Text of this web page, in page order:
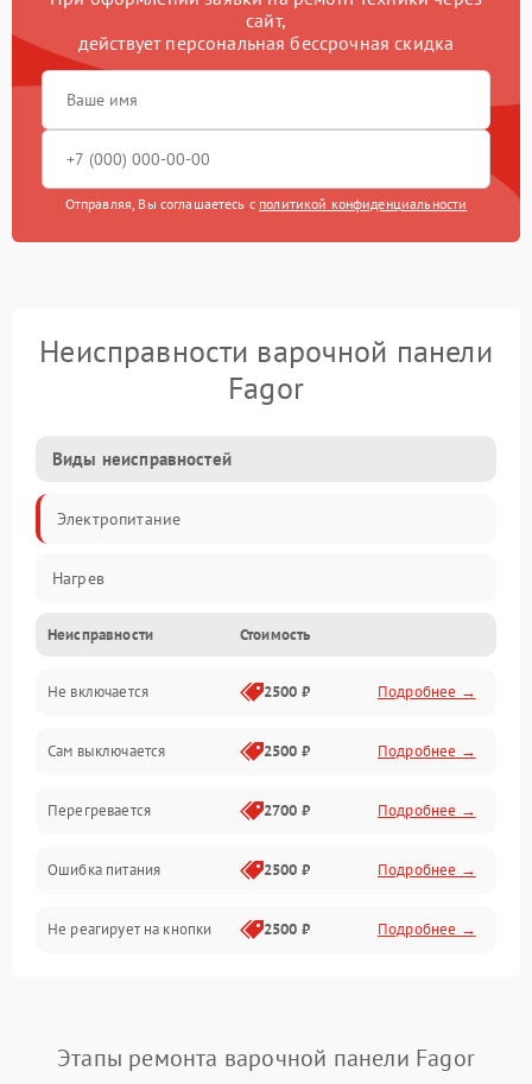
сайт,
действует персональная бессрочная скидка
Отправляя, Вы соглашаетесь с политикой конфиденциальности
Неисправности варочной панели
Fagor
Виды неисправностей
Электропитание
Нагрев
Неисправности Стоимость
Не включается 2500 ₽ Подробнее →
Сам выключается 2500 ₽ Подробнее →
Перегревается 2700 ₽ Подробнее →
Ошибка питания 2500 ₽ Подробнее →
Не реагирует на кнопки 2500 ₽ Подробнее →
Этапы ремонта варочной панели Fagor